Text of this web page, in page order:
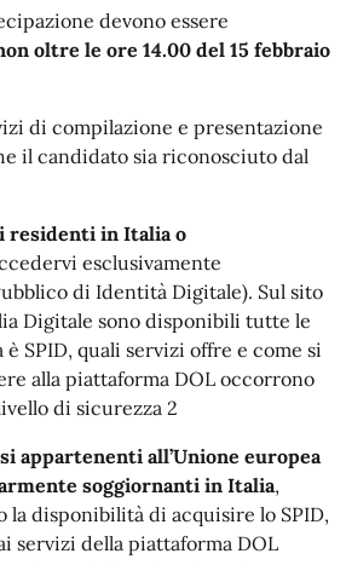
devono essere
oltre le ore 14.00 del 15 febbraio
di compilazione e presentazione
il candidato sia riconosciuto dal
residenti in Italia o
esclusivamente
di Identità Digitale). Sul sito
Digitale sono disponibili tutte le
SPID, quali servizi offre e come si
alla piattaforma DOL occorrono
di sicurezza 2
appartenenti all’Unione europea
soggiornanti in Italia,
la disponibilità di acquisire lo SPID,
servizi della piattaforma DOL